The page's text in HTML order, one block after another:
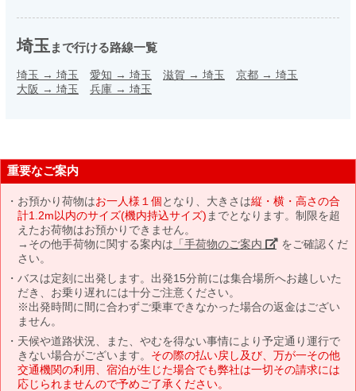
埼玉 まで行ける路線一覧
埼玉 → 埼玉 愛知 → 埼玉 滋賀 → 埼玉 京都 → 埼玉
大阪 → 埼玉 兵庫 → 埼玉
重要なご案内
お預かり荷物はお一人様１個となり、大きさは縦・横・高さの合
計1.2m以内のサイズ(機内持込サイズ) までとなります。制限を超
えたお荷物はお預かりできません。
→その他手荷物に関する案内は 「手荷物のご案内」 をご確認くだ
さい。
バスは定刻に出発します。出発15分前には集合場所へお越しいた
だき、お乗り遅れには十分ご注意ください。
※出発時間に間に合わずご乗車できなかった場合の返金はござい
ません。
天候や道路状況、また、やむを得ない事情により予定通り運行で
きない場合がございます。 その際の払い戻し及び、万が一その他
交通機関の利用、宿泊が生じた場合でも弊社は一切その請求には
応じられませんので予めご了承ください。